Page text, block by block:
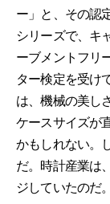
ー」と、その認
シリーズで、キ
ーブメントフリ
ター検定を受け
は、機械の美し
ケースサイズが
かもしれない。
だ。時計産業は
ジしていたのだ。